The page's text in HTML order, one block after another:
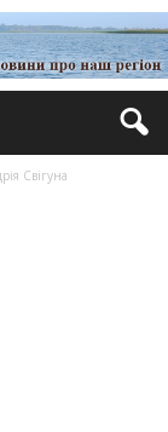
Свігуна